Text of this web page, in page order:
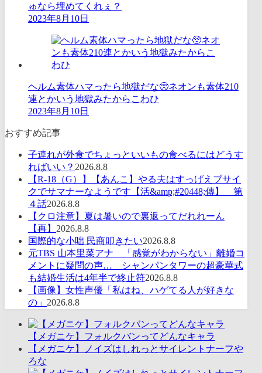
ゅなら埋めてくれぇ？
2023年8月10日
ヘルム素体ハマったら地獄だな🥺ネオンも素体210
連とかいう地獄みたからこわひ
2023年8月10日
おすすめ記事
子連れが外食でちょっといいもの食べるにはどうす
ればいい？ 2026.8.8
【R-18（G）】【あんこ】やる夫はすっげえブサイ
クでサマナーなようです【活&amp;#20448;傳】 第
４話2026.8.8
【クロ注意】夏は暑いので裏返ってだれれーん
【再】 2026.8.8
国際的な小咄 民商叩きたい2026.8.8
元TBS 山本里菜アナ 「感覚がわからない」離婚コ
メントに疑問の声… シャンパンタワーの超豪華式
も結婚生活は4年半で終止符2026.8.8
【画像】女性声優「私はね、ハゲてる人が好きな
の」 2026.8.8
【メガニケ】フォルクバンってどんなキャラ
【メガニケ】ノイズはしれっとサイレントナーフや
ろな